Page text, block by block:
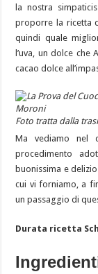
la nostra
proporre la ricetta
quindi quale
l’uva, un dolce
cacao dolce
Foto tratta dalla
Ma vediamo nel
procedimento
buonissima e
cui vi forniamo, a
un passaggio di
Durata ricetta